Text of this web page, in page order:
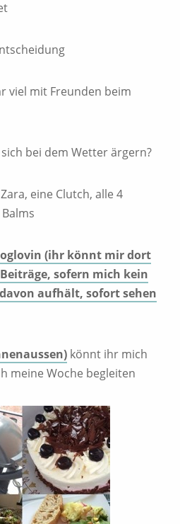
viel mit Freunden beim
bei dem Wetter ärgern?
eine Clutch, alle 4
(ihr könnt mir dort
sofern mich kein
aufhält, sofort sehen
könnt ihr mich
meine Woche begleiten